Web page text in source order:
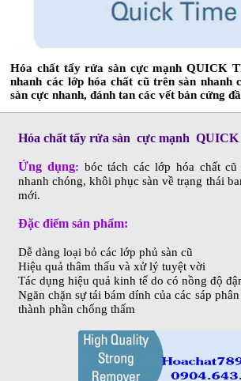
Hóa chất tẩy rửa sàn cực mạnh QUICK
nhanh các lớp hóa chất cũ trên sàn nhanh
sàn cực nhanh, đánh tan các vết bản cứng
Hóa chất tẩy rửa sàn cực mạnh
Ứng dụng: bóc tách các lớp hóa chất cũ
nhanh chóng, khôi phục sàn về trạng thái
mới.
Đặc điểm sản phẩm:
Dễ dàng loại bỏ các lớp phủ sàn cũ
Hiệu quả thâm thấu và xử lý tuyệt vời
Tác dụng hiệu quả kinh tế do có nồng độ
Ngăn chặn sự tái bám dính của các sáp
thành phần chống thấm